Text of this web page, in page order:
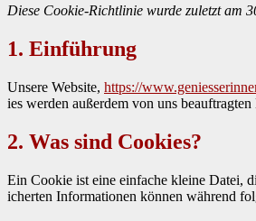
Diese Cook­ie-Richtlin­ie wurde zulet­zt am
1. Einführung
Unsere Web­site, https://
ies wer­den außer­dem von uns
2. Was sind Cookies?
Ein Cook­ie ist eine ein­fache kleine Datei,
icherten Infor­ma­tio­nen kön­nen während